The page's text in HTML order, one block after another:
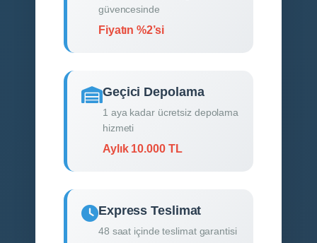
güvencesinde
Fiyatın %2’si
Geçici Depolama
1 aya kadar ücretsiz depolama
hizmeti
Aylık 10.000 TL
Express Teslimat
48 saat içinde teslimat garantisi